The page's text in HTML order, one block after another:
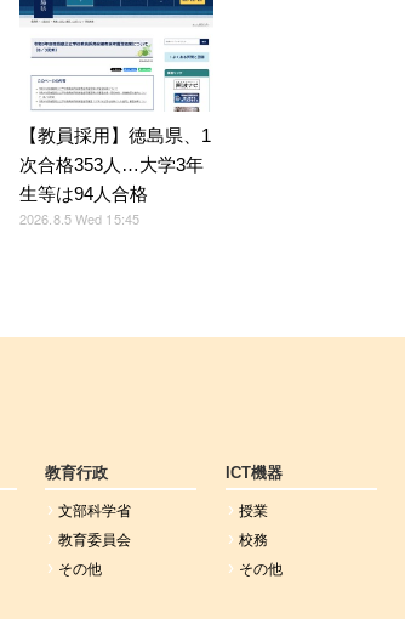
【教員採用】徳島県、1
次合格353人…大学3年
生等は94人合格
2026.8.5 Wed 15:45
教育行政
文部科学省
教育委員会
その他
ICT機器
授業
校務
その他